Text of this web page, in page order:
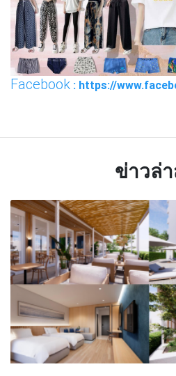
Facebook : https://
ข่าวล่